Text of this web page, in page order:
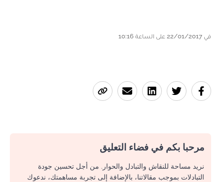
في 22/01/2017 على الساعة 10:16
مرحبا بكم في فضاء التعليق
نريد مساحة للنقاش والتبادل والحوار. من أجل تحسين جودة
التبادلات بموجب مقالاتنا، بالإضافة إلى تجربة مساهمتك، ندعوك